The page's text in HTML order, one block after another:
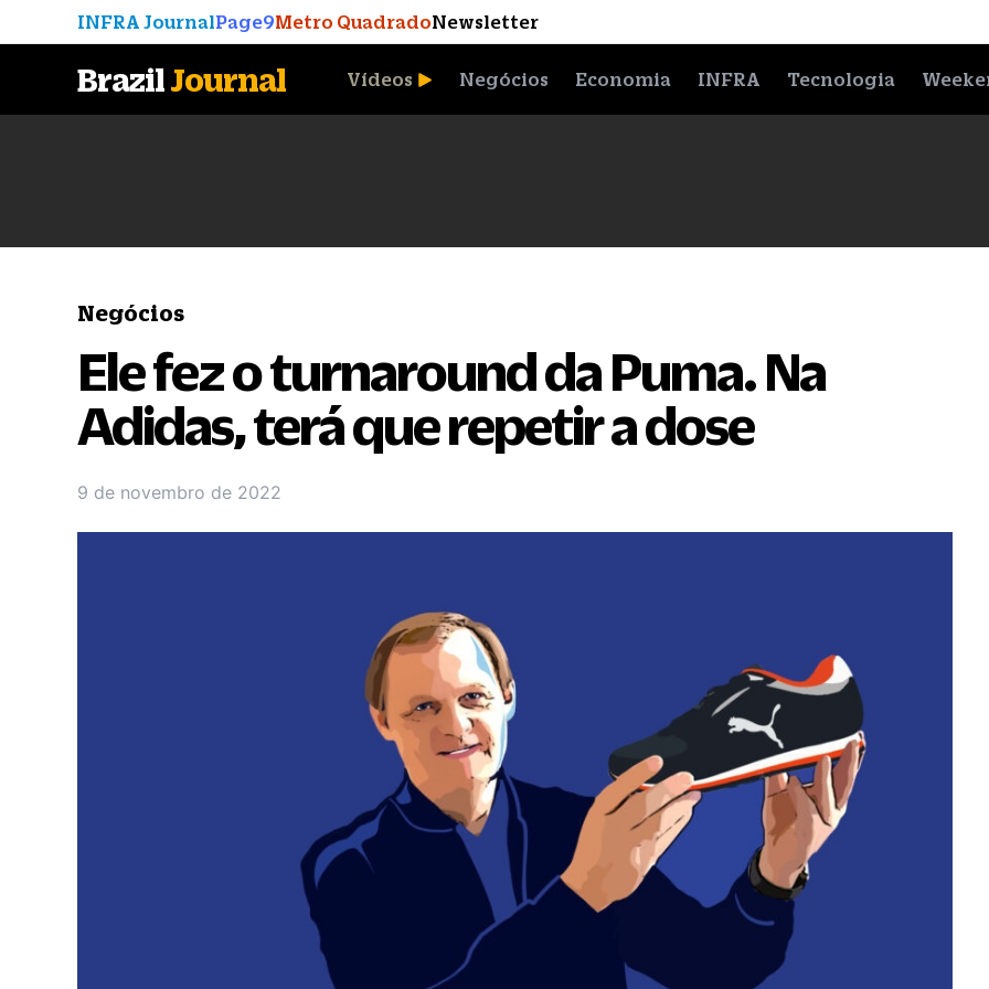
INFRA JournalPage9Metro QuadradoNewsletter
BrazilJournal Vídeos Negócios Economia INFRA Tecnologia
Negócios
Ele fez o turnaround da Puma. Na
Adidas, terá que repetir a dose
9 de novembro de 2022